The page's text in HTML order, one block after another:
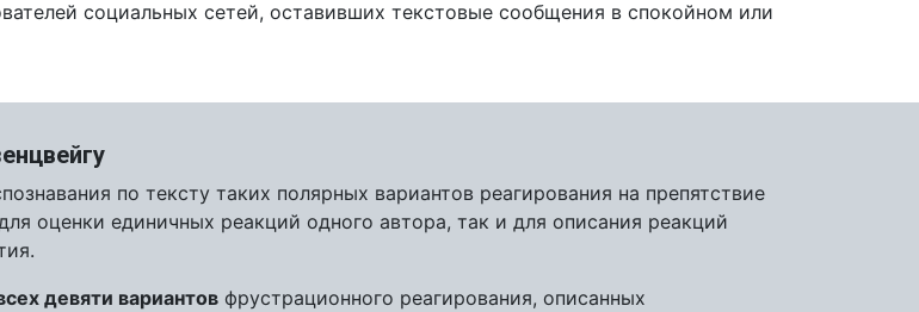
социальных сетей, оставивших текстовые сообщения в спокойном или
по тексту таких полярных вариантов реагирования на препятствие
оценки единичных реакций одного автора, так и для описания реакций
девяти вариантов фрустрационного реагирования, описанных